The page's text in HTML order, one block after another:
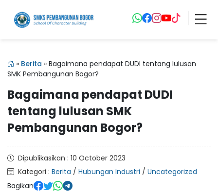
» Berita » Bagaimana pendapat DUDI tentang lulusan
SMK Pembangunan Bogor?
Bagaimana pendapat DUDI
tentang lulusan SMK
Pembangunan Bogor?
Dipublikasikan : 10 October 2023
Kategori : Berita / Hubungan Industri / Uncategorized
Bagikan